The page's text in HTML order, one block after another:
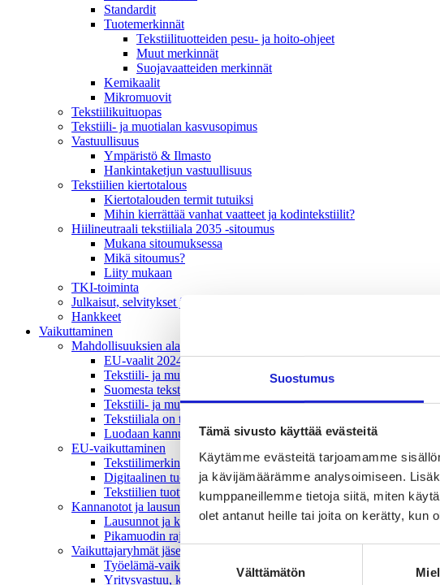
Suostumus
Tämä sivusto käyttää evästeitä
Käytämme evästeitä tarjoamamme
ja kävijämäärämme analysoimiseen.
kumppaneillemme tietoja siitä, miten
olet antanut heille tai joita on kerätty, kun
Suostumuksen
valinta
Välttämätön
Standardit
Tuotemerkinnät
Tekstiilituotteiden pesu- ja hoito-ohjeet
Muut merkinnät
Suojavaatteiden merkinnät
Kemikaalit
Mikromuovit
Tekstiilikuitu­opas
Tekstiili- ja muotialan kasvusopimus
Vastuullisuus
Ympäristö & Ilmasto
Hankintaketjun vastuullisuus
Tekstiilien kiertotalous
Kiertotalouden termit tutuiksi
Mihin kierrättää vanhat vaatteet ja kodintekstiilit?
Hiilineutraali tekstiiliala 2035 -sitoumus
Mukana sitoumuksessa
Mikä sitoumus?
Liity mukaan
TKI-toiminta
Julkaisut, selvitykset ja raportit
Hankkeet
Vaikuttaminen
Mahdollisuuksien ala – lue vaikuttamis­viestimme
EU-vaalit 2024: Reilut pelisäännöt turvaavat elinvoimaisen
Tekstiili- ja muotialasta viennin uusi kärki
Suomesta tekstiilialan kiertotalouden & vastuullisuuden
Tekstiili- ja muotiala tarvitsee monipuolista osaamista
Tekstiiliala on tärkeä osa Suomen huoltovarmuutta
Luodaan kannusteet kuluttajan vihreään siirtymään
EU-vaikuttaminen
Tekstiilimerkintäuudistus (TLR)
Digitaalinen tuotepassi
Tekstiilien tuottajavastuu (EPR)
Kannanotot ja lausunnot
Lausunnot ja kantapaperit
Pikamuodin rajoittaminen
Vaikuttajaryhmät jäsenyrityksille
Työelämä-vaikuttajaryhmä
Yritysvastuu, kiertotalous ja toimivat markkinat -vaikuttajaryhmä